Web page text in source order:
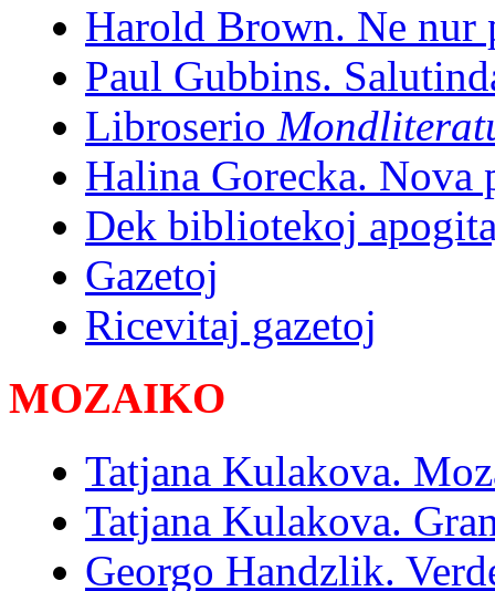
Harold Brown. Ne
Paul Gubbins.
Libroserio
Halina Gorecka. Nova
Dek bibliotekoj
Gazetoj
Ricevitaj gazetoj
MOZAIKO
Tatjana Kulakova.
Tatjana Kulakova.
Georgo Handzlik.